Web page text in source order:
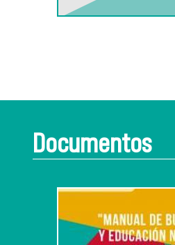
Documentos